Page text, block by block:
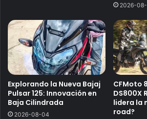
2026-
Explorando la Nueva Bajaj
Pulsar 125: Innovación en
Baja Cilindrada
2026-08-04
CFMoto
DS800X
lidera la
road?